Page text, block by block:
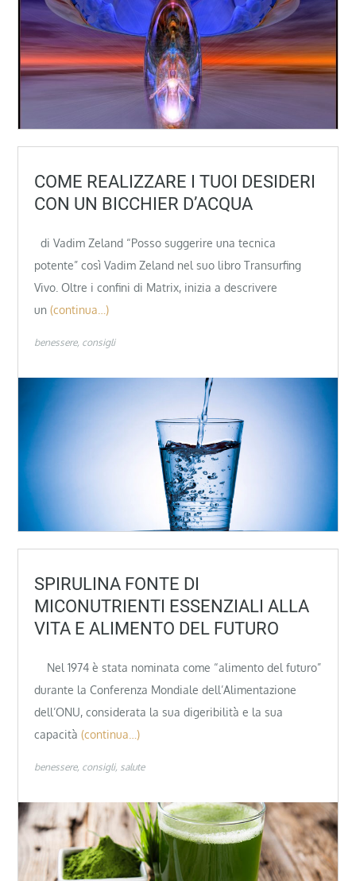
COME REALIZZARE I TUOI DESIDERI
CON UN BICCHIER D’ACQUA
di Vadim Zeland “Posso suggerire una tecnica
potente” così Vadim Zeland nel suo libro Transurfing
Vivo. Oltre i confini di Matrix, inizia a descrivere
un (continua…)
benessere consigli
SPIRULINA FONTE DI
MICONUTRIENTI ESSENZIALI ALLA
VITA E ALIMENTO DEL FUTURO
Nel 1974 è stata nominata come “alimento del futuro”
durante la Conferenza Mondiale dell’Alimentazione
dell’ONU, considerata la sua digeribilità e la sua
capacità (continua…)
benessere consigli salute